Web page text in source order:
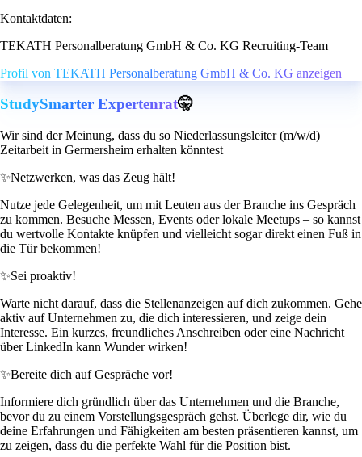
Kontaktdaten:
TEKATH Personalberatung GmbH & Co. KG Recruiting-Team
Profil von TEKATH Personalberatung GmbH & Co. KG anzeigen
StudySmarter Expertenrat🤫
Wir sind der Meinung, dass du so Niederlassungsleiter (m/w/d)
Zeitarbeit in Germersheim erhalten könntest
✨Netzwerken, was das Zeug hält!
Nutze jede Gelegenheit, um mit Leuten aus der Branche ins Gespräch
zu kommen. Besuche Messen, Events oder lokale Meetups – so kannst
du wertvolle Kontakte knüpfen und vielleicht sogar direkt einen Fuß in
die Tür bekommen!
✨Sei proaktiv!
Warte nicht darauf, dass die Stellenanzeigen auf dich zukommen. Gehe
aktiv auf Unternehmen zu, die dich interessieren, und zeige dein
Interesse. Ein kurzes, freundliches Anschreiben oder eine Nachricht
über LinkedIn kann Wunder wirken!
✨Bereite dich auf Gespräche vor!
Informiere dich gründlich über das Unternehmen und die Branche,
bevor du zu einem Vorstellungsgespräch gehst. Überlege dir, wie du
deine Erfahrungen und Fähigkeiten am besten präsentieren kannst, um
zu zeigen, dass du die perfekte Wahl für die Position bist.